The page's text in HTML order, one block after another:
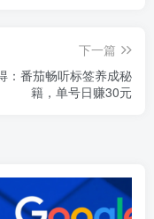
下一篇
：番茄畅听标签养成秘
籍，单号日赚30元